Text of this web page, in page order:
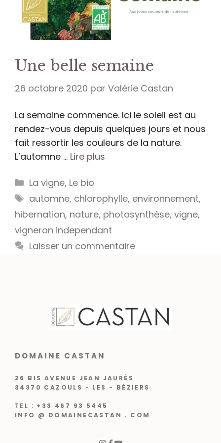
Une belle semaine
26 octobre 2020 par Valérie Castan
La semaine commence. Ici le soleil est au
rendez-vous depuis quelques jours et nous
fait ressortir les couleurs de la nature.
L’automne … Lire plus
Catégories
La vigne, Le bio
Étiquettes
automne, chlorophylle, environnement,
hibernation, nature, photosynthèse, vigne,
vigneron independant
Laisser un commentaire
DOMAINE CASTAN
26 BIS AVENUE JEAN JAURÈS
34370 CAZOULS - LES - BÉZIERS
TEL : +33 467 93 5445
INFO @ DOMAINECASTAN . COM